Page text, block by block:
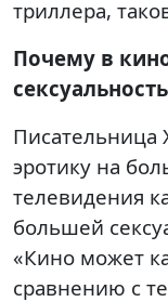
триллера,
Почему в
Писательница
эротику на
телевидения
большей
«Кино может
сравнению с